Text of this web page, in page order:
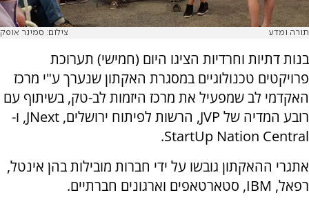
תורה ומדע צילום: סמינר אופק
בנות דתיות וחרדיות הציגו היום (חמישי) תערוכת
פרויקטים טכנולוגיים במסגרת האקתון שנערך ע"י מרכז
האקדמי לב שמפעיל את מרכז היזמות לב-טק, בשיתוף עם
רובע המדיה של JVP, הרשות לפיתוח ירושלים, JNext, ו-
StartUp Nation Central.
אתגרי ההאקתון גובשו על ידי חברות מובילות בהן אינטל,
רפאל, IBM, סטארטאפים וארגונים חברתיים.